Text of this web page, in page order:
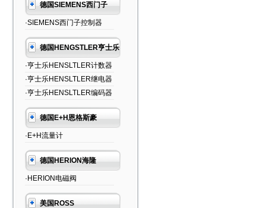
德国SIEMENS西门子
·SIEMENS西门子控制器
德国HENGSTLER亨士乐
·亨士乐HENSLTLER计数器
·亨士乐HENSLTLER继电器
·亨士乐HENSLTLER编码器
德国E+H恩格斯豪
·E+H流量计
德国HERION海隆
·HERION电磁阀
美国ROSS